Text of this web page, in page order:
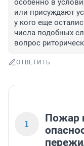
особенно в
или присуждают
у кого еще
числа подобных
вопрос
ОТВЕТИТЬ
1
Пожар